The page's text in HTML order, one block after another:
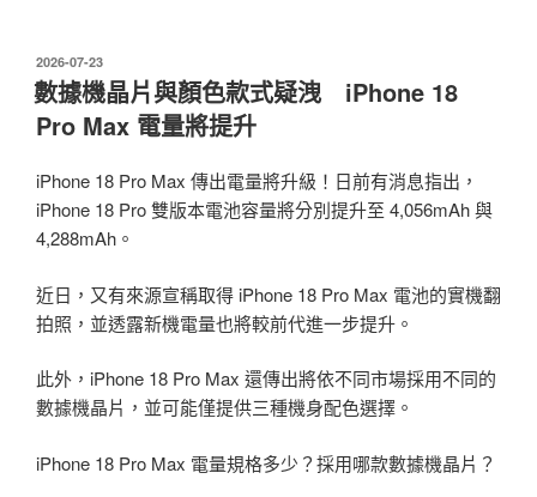
發
佈
於
2026-07-23
數據機晶片與顏色款式疑洩 iPhone 18
Pro Max 電量將提升
iPhone 18 Pro Max 傳出電量將升級！日前有消息指出，
iPhone 18 Pro 雙版本電池容量將分別提升至 4,056mAh 與
4,288mAh。
近日，又有來源宣稱取得 iPhone 18 Pro Max 電池的實機翻
拍照，並透露新機電量也將較前代進一步提升。
此外，iPhone 18 Pro Max 還傳出將依不同市場採用不同的
數據機晶片，並可能僅提供三種機身配色選擇。
iPhone 18 Pro Max 電量規格多少？採用哪款數據機晶片？